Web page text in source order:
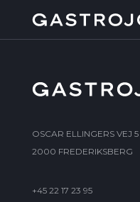
OSCAR ELLINGERS VEJ 5
2000 FREDERIKSBERG
+45 22 17 23 95